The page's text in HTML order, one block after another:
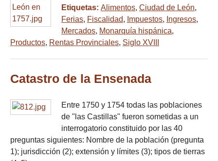
Etiquetas: Alimentos, Ciudad de León,
Ferias, Fiscalidad, Impuestos, Ingresos,
Mercados, Monarquía hispánica,
Productos, Rentas Provinciales, Siglo XVIII
Catastro de la Ensenada
Entre 1750 y 1754 todas las poblaciones
de "las Castillas" fueron sometidas a un
interrogatorio constituido por las 40
preguntas siguientes: Nombre de la población (pregunta
1); jurisdicción (2); extensión y límites (3); tipos de tierras